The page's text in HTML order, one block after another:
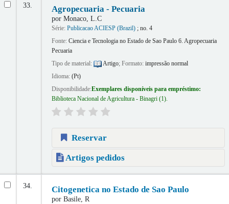
33. Agropecuaria - Pecuaria
por Monaco, L.C
Série: Publicacao ACIESP (Brazil); no. 4
Fonte: Ciencia e Tecnologia no Estado de Sao Paulo 6. Agropecuaria
Pecuaria
Tipo de material:
Artigo; Formato: impressão normal
Idioma: (Pt)
Disponibilidade:Exemplares disponíveis para empréstimo:
Biblioteca Nacional de Agricultura - Binagri(1).
Reservar
Artigos pedidos
34. Citogenetica no Estado de Sao Paulo
por Basile, R